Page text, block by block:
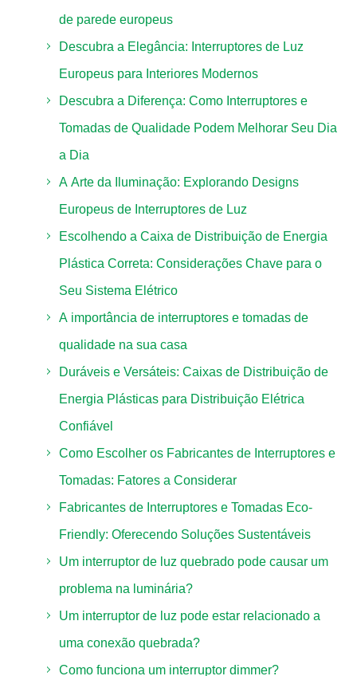
de parede europeus
Descubra a Elegância: Interruptores de Luz
Europeus para Interiores Modernos
Descubra a Diferença: Como Interruptores e
Tomadas de Qualidade Podem Melhorar Seu Dia
a Dia
A Arte da Iluminação: Explorando Designs
Europeus de Interruptores de Luz
Escolhendo a Caixa de Distribuição de Energia
Plástica Correta: Considerações Chave para o
Seu Sistema Elétrico
A importância de interruptores e tomadas de
qualidade na sua casa
Duráveis e Versáteis: Caixas de Distribuição de
Energia Plásticas para Distribuição Elétrica
Confiável
Como Escolher os Fabricantes de Interruptores e
Tomadas: Fatores a Considerar
Fabricantes de Interruptores e Tomadas Eco-
Friendly: Oferecendo Soluções Sustentáveis
Um interruptor de luz quebrado pode causar um
problema na luminária?
Um interruptor de luz pode estar relacionado a
uma conexão quebrada?
Como funciona um interruptor dimmer?